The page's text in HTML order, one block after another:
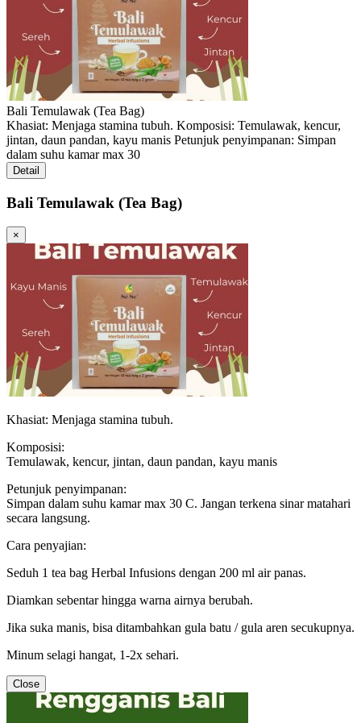
Bali Temulawak (Tea Bag)
Khasiat: Menjaga stamina tubuh. Komposisi: Temulawak, kencur,
jintan, daun pandan, kayu manis Petunjuk penyimpanan: Simpan
dalam suhu kamar max 30
Detail
Bali Temulawak (Tea Bag)
×
Khasiat: Menjaga stamina tubuh.
Komposisi:
Temulawak, kencur, jintan, daun pandan, kayu manis
Petunjuk penyimpanan:
Simpan dalam suhu kamar max 30 C. Jangan terkena sinar matahari
secara langsung.
Cara penyajian:
Seduh 1 tea bag Herbal Infusions dengan 200 ml air panas.
Diamkan sebentar hingga warna airnya berubah.
Jika suka manis, bisa ditambahkan gula batu / gula aren secukupnya.
Minum selagi hangat, 1-2x sehari.
Close